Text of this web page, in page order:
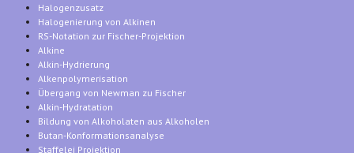
Halogenzusatz
Halogenierung von Alkinen
RS-Notation zur Fischer-Projektion
Alkine
Alkin-Hydrierung
Alkenpolymerisation
Übergang von Newman zu Fischer
Alkin-Hydratation
Bildung von Alkoholaten aus Alkoholen
Butan-Konformationsanalyse
Staffelei Projektion